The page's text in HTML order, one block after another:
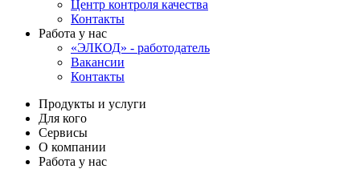
Центр контроля качества
Контакты
Работа у нас
«ЭЛКОД» - работодатель
Вакансии
Контакты
Продукты и услуги
Для кого
Сервисы
О компании
Работа у нас